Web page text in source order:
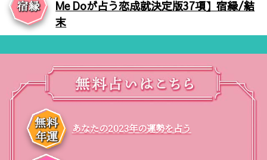
Me Doが占う恋成就決定版37項】宿縁/結
末
あなたの2023年の運勢を占う